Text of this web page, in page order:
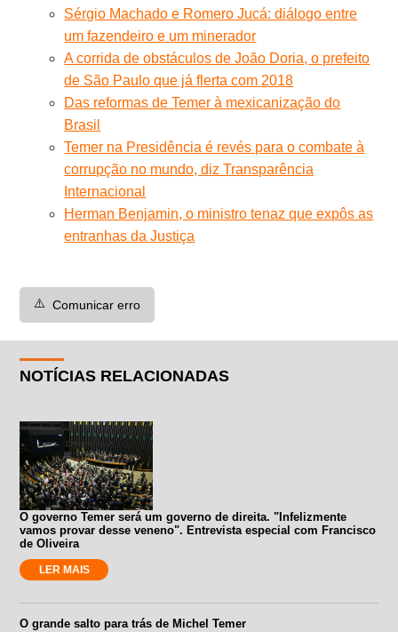
Sérgio Machado e Romero Jucá: diálogo entre
um fazendeiro e um minerador
A corrida de obstáculos de João Doria, o prefeito
de São Paulo que já flerta com 2018
Das reformas de Temer à mexicanização do
Brasil
Temer na Presidência é revés para o combate à
corrupção no mundo, diz Transparência
Internacional
Herman Benjamin, o ministro tenaz que expôs as
entranhas da Justiça
⚠️ Comunicar erro
NOTÍCIAS RELACIONADAS
O governo Temer será um governo de direita. "Infelizmente
vamos provar desse veneno". Entrevista especial com Francisco
de Oliveira
LER MAIS
O grande salto para trás de Michel Temer